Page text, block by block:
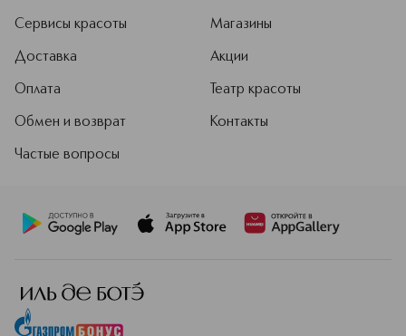
Сервисы красоты
Доставка
Оплата
Обмен и возврат
Частые вопросы
Магазины
Акции
Театр красоты
Контакты